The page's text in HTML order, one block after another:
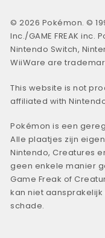
© 2026 Pokémon. ©
Inc./GAME FREAK
Nintendo Switch,
WiiWare are
This website is not
affiliated with
Pokémon is een
Alle plaatjes zijn
Nintendo, Creatures
geen enkele manier
Game Freak of
kan niet
schade.